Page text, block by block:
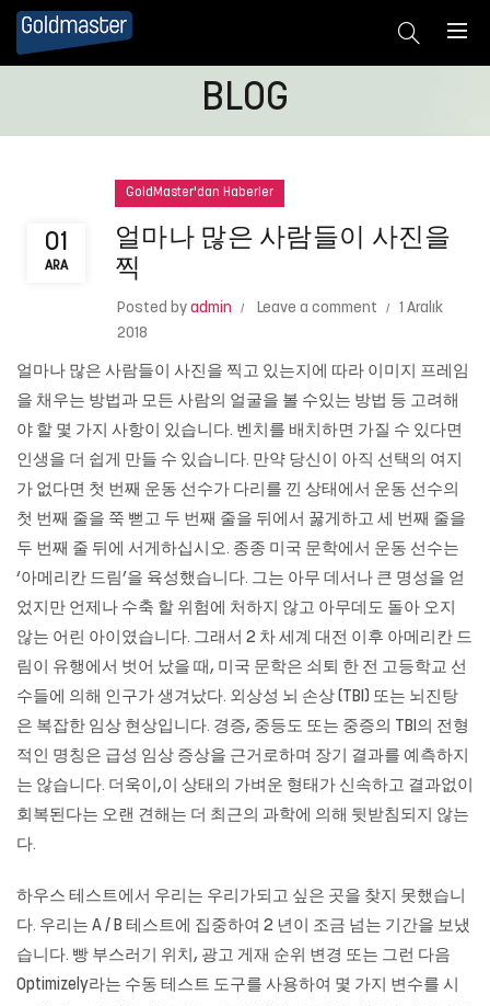
BLOG
01
ARA
GoldMaster'dan Haberler
얼마나 많은 사람들이 사진을
찍
Posted by admin Leave a comment
1 Aralık
2018
얼마나 많은 사람들이 사진을 찍고 있는지에 따라 이미지 프레임
을 채우는 방법과 모든 사람의 얼굴을 볼 수있는 방법 등 고려해
야 할 몇 가지 사항이 있습니다. 벤치를 배치하면 가질 수 있다면
인생을 더 쉽게 만들 수 있습니다. 만약 당신이 아직 선택의 여지
가 없다면 첫 번째 운동 선수가 다리를 낀 상태에서 운동 선수의
첫 번째 줄을 쭉 뻗고 두 번째 줄을 뒤에서 꿇게하고 세 번째 줄을
두 번째 줄 뒤에 서게하십시오. 종종 미국 문학에서 운동 선수는
‘아메리칸 드림’을 육성했습니다. 그는 아무 데서나 큰 명성을 얻
었지만 언제나 수축 할 위험에 처하지 않고 아무데도 돌아 오지
않는 어린 아이였습니다. 그래서 2 차 세계 대전 이후 아메리칸 드
림이 유행에서 벗어 났을 때, 미국 문학은 쇠퇴 한 전 고등학교 선
수들에 의해 인구가 생겨났다. 외상성 뇌 손상 (TBI) 또는 뇌진탕
은 복잡한 임상 현상입니다. 경증, 중등도 또는 중증의 TBI의 전형
적인 명칭은 급성 임상 증상을 근거로하며 장기 결과를 예측하지
는 않습니다. 더욱이,이 상태의 가벼운 형태가 신속하고 결과없이
회복된다는 오랜 견해는 더 최근의 과학에 의해 뒷받침되지 않는
다.
하우스 테스트에서 우리는 우리가되고 싶은 곳을 찾지 못했습니
다. 우리는 A / B 테스트에 집중하여 2 년이 조금 넘는 기간을 보냈
습니다. 빵 부스러기 위치, 광고 게재 순위 변경 또는 그런 다음
Optimizely라는 수동 테스트 도구를 사용하여 몇 가지 변수를 시